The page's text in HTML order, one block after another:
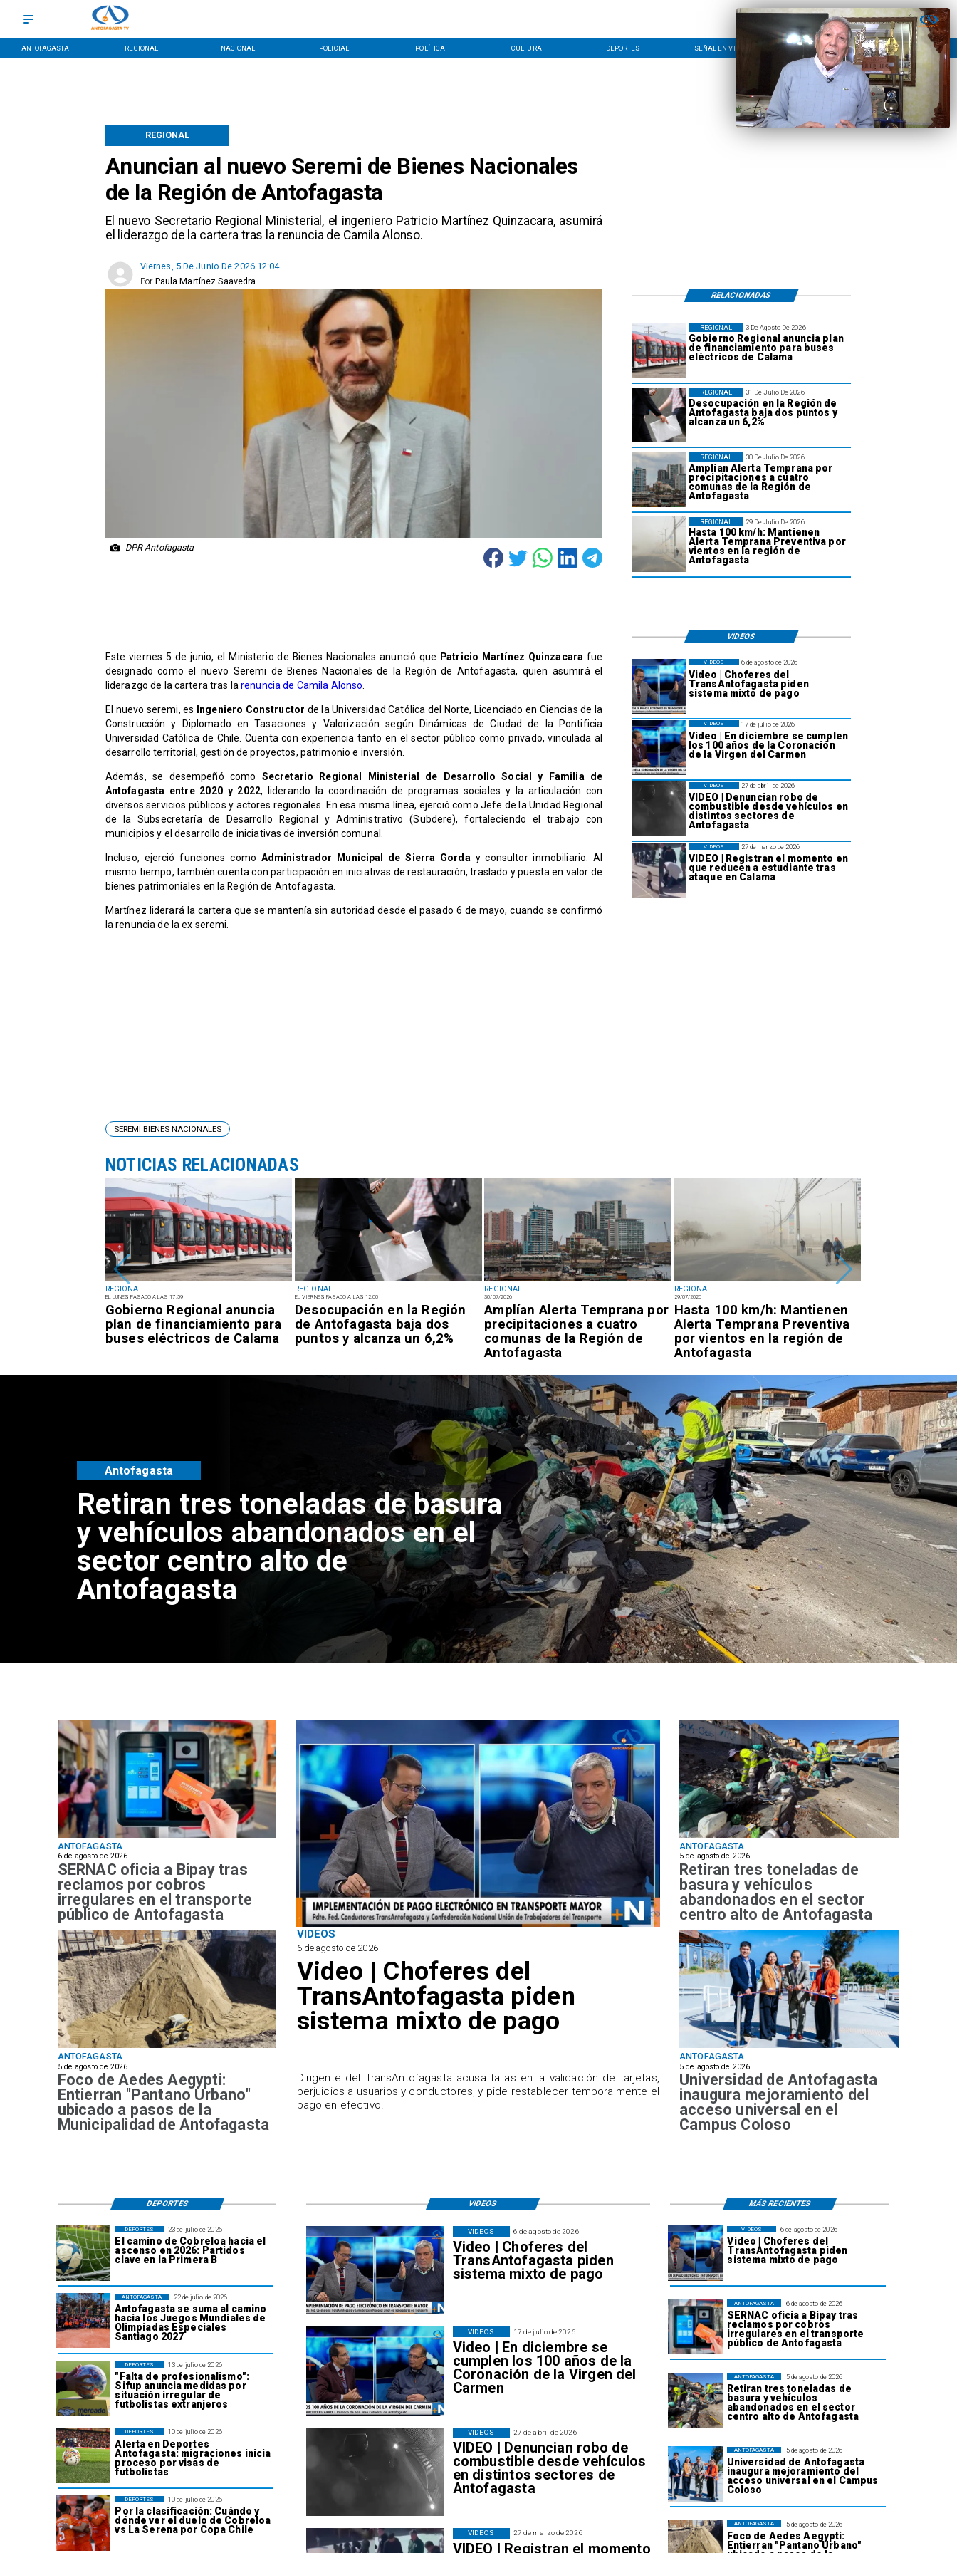
ANTOFAGASTA REGIONAL NACIONAL POLICIAL POLÍTICA CULTURA DEPORTES SEÑAL EN VIVO CONTACTO LÍNEA EDITORIAL
Anuncian al nuevo Seremi de Bienes Nacionales
de la Región de Antofagasta
El nuevo Secretario Regional Ministerial, el ingeniero Patricio Martínez Quinzacara, asumirá
el liderazgo de la cartera tras la renuncia de Camila Alonso.
REGIONAL
Viernes, 5 De Junio De 2026 12:04
Paula Martínez Saavedra
Por
DPR Antofagasta
3 De Agosto De 2026
Gobierno Regional anuncia plan
de financiamiento para buses
eléctricos de Calama
REGIONAL
31 De Julio De 2026
Desocupación en la Región de
Antofagasta baja dos puntos y
alcanza un 6,2%
REGIONAL
30 De Julio De 2026
Amplían Alerta Temprana por
precipitaciones a cuatro
comunas de la Región de
Antofagasta
REGIONAL
29 De Julio De 2026
Hasta 100 km/h: Mantienen
Alerta Temprana Preventiva por
vientos en la región de
Antofagasta
REGIONAL
RELACIONADAS
​​Este viernes 5 de junio, el Ministerio de Bienes Nacionales anunció que Patricio Martínez Quinzacara fue
designado como el nuevo Seremi de Bienes Nacionales de la Región de Antofagasta, quien asumirá el
liderazgo de la cartera tras larenuncia de Camila Alonso.
El nuevo seremi, es Ingeniero Constructor de la Universidad Católica del Norte, Licenciado en Ciencias de la
Construcción y Diplomado en Tasaciones y Valorización según Dinámicas de Ciudad de la Pontificia
Universidad Católica de Chile. Cuenta con experiencia tanto en el sector público como privado, vinculada al
desarrollo territorial, gestión de proyectos, patrimonio e inversión.
Además, se desempeñó como Secretario Regional Ministerial de Desarrollo Social y Familia de
Antofagasta entre 2020 y 2022, liderando la coordinación de programas sociales y la articulación con
diversos servicios públicos y actores regionales. En esa misma línea, ejerció como Jefe de la Unidad Regional
de la Subsecretaría de Desarrollo Regional y Administrativo (Subdere), fortaleciendo el trabajo con
municipios y el desarrollo de iniciativas de inversión comunal.
​Incluso, ejerció funciones como Administrador Municipal de Sierra Gorda y consultor inmobiliario. Al
mismo tiempo, también cuenta con participación en iniciativas de restauración, traslado y puesta en valor de
bienes patrimoniales en la Región de Antofagasta.
Martínez liderará la cartera que se mantenía sin autoridad desde el pasado 6 de mayo, cuando se confirmó
la renuncia de la ex seremi.
VIDEOS
6 de agosto de 2026
Video | Choferes del
TransAntofagasta piden
sistema mixto de pago
VIDEOS
17 de julio de 2026
Video | En diciembre se cumplen
los 100 años de la Coronación
de la Virgen del Carmen
VIDEOS
27 de abril de 2026
VIDEO | Denuncian robo de
combustible desde vehículos en
distintos sectores de
Antofagasta
VIDEOS
27 de marzo de 2026
VIDEO | Registran el momento en
que reducen a estudiante tras
ataque en Calama
VIDEOS
REGIONAL
EL LUNES PASADO A LAS 17:59
Gobierno Regional anuncia
plan de financiamiento para
buses eléctricos de Calama
REGIONAL
EL VIERNES PASADO A LAS 12:00
Desocupación en la Región
de Antofagasta baja dos
puntos y alcanza un 6,2%
REGIONAL
30/07/2026
Amplían Alerta Temprana por
precipitaciones a cuatro
comunas de la Región de
Antofagasta
REGIONAL
29/07/2026
Hasta 100 km/h: Mantienen
Alerta Temprana Preventiva
por vientos en la región de
Antofagasta
SEREMI BIENES NACIONALES
NOTICIAS RELACIONADAS
Retiran tres toneladas de basura
y vehículos abandonados en el
sector centro alto de
Antofagasta
Antofagasta
ANTOFAGASTA
6 de agosto de 2026
SERNAC oficia a Bipay tras
reclamos por cobros
irregulares en el transporte
público de Antofagasta
VIDEOS
6 de agosto de 2026
Video | Choferes del
TransAntofagasta piden
sistema mixto de pago
​Dirigente del TransAntofagasta acusa fallas en la validación de tarjetas,
perjuicios a usuarios y conductores, y pide restablecer temporalmente el
pago en efectivo.
ANTOFAGASTA
5 de agosto de 2026
Foco de Aedes Aegypti:
Entierran "Pantano Urbano"
ubicado a pasos de la
Municipalidad de Antofagasta
ANTOFAGASTA
5 de agosto de 2026
Retiran tres toneladas de
basura y vehículos
abandonados en el sector
centro alto de Antofagasta
ANTOFAGASTA
5 de agosto de 2026
Universidad de Antofagasta
inaugura mejoramiento del
acceso universal en el
Campus Coloso
6 de agosto de 2026
Video | Choferes del
TransAntofagasta piden
sistema mixto de pago
VIDEOS
6 de agosto de 2026
SERNAC oficia a Bipay tras
reclamos por cobros
irregulares en el transporte
público de Antofagasta
ANTOFAGASTA
5 de agosto de 2026
Retiran tres toneladas de
basura y vehículos
abandonados en el sector
centro alto de Antofagasta
ANTOFAGASTA
5 de agosto de 2026
Universidad de Antofagasta
inaugura mejoramiento del
acceso universal en el Campus
Coloso
ANTOFAGASTA
5 de agosto de 2026
Foco de Aedes Aegypti:
Entierran "Pantano Urbano"
ANTOFAGASTA
23 de julio de 2026
El camino de Cobreloa hacia el
ascenso en 2026: Partidos
clave en la Primera B
DEPORTES
22 de julio de 2026
Antofagasta se suma al camino
hacia los Juegos Mundiales de
Olimpiadas Especiales
Santiago 2027
ANTOFAGASTA
13 de julio de 2026
"Falta de profesionalismo":
Sifup anuncia medidas por
situación irregular de
futbolistas extranjeros
DEPORTES
10 de julio de 2026
Alerta en Deportes
Antofagasta: migraciones inicia
proceso por visas de
futbolistas
DEPORTES
10 de julio de 2026
Por la clasificación: Cuándo y
dónde ver el duelo de Cobreloa
vs La Serena por Copa Chile
DEPORTES
6 de agosto de 2026
Video | Choferes del
TransAntofagasta piden
sistema mixto de pago
VIDEOS
17 de julio de 2026
Video | En diciembre se
cumplen los 100 años de la
Coronación de la Virgen del
Carmen
VIDEOS
27 de abril de 2026
VIDEO | Denuncian robo de
combustible desde vehículos
en distintos sectores de
Antofagasta
VIDEOS
27 de marzo de 2026
VIDEO | Registran el momento
VIDEOS
VIDEOS
DEPORTES MÁS RECIENTES